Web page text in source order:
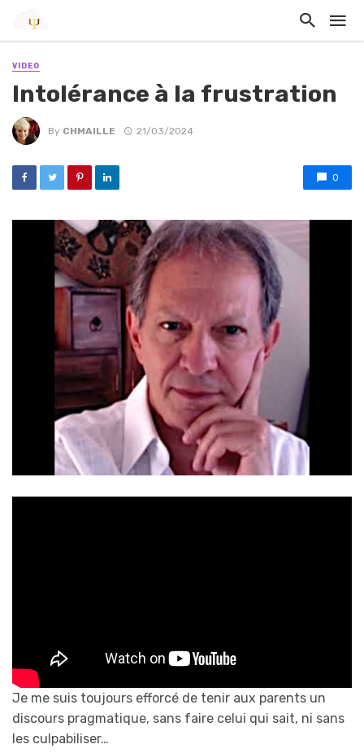
VIDEO
Intolérance à la frustration
By CHMAILLE 21/03/2024
0
Je me suis toujours efforcé de tenir aux parents un
discours pragmatique, sans faire celui qui sait, ni sans
les culpabiliser…